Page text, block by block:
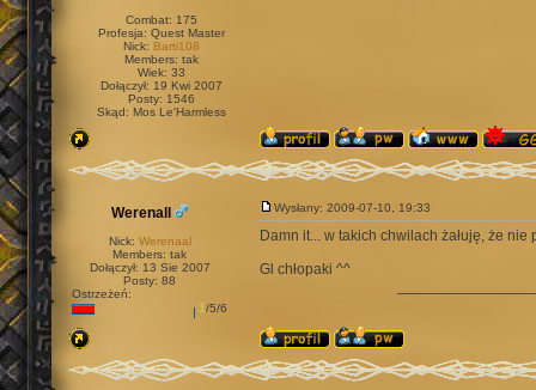
Combat: 175
Profesja: Quest Master
Nick: Barti108
Members: tak
Wiek: 33
Dołączył: 19 Kwi 2007
Posty: 1546
Skąd: Mos Le'Harmless
Werenall
Nick: Werenaal
Members: tak
Dołączył: 13 Sie 2007
Posty: 88
Ostrzeżeń:
1/5/6
Wysłany: 2009-07-10, 19:33
Damn it... w takich chwilach żałuję, że
Gl chłopaki ^^